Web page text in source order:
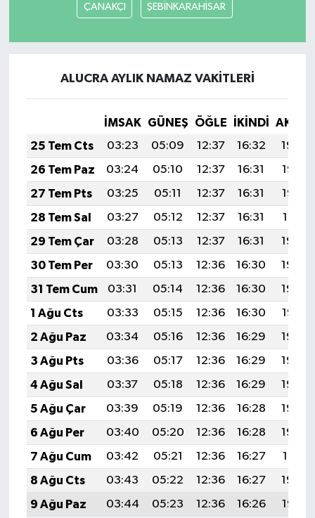
ÇANAKÇI ŞEBİNKARAHİSAR
ALUCRA AYLIK NAMAZ VAKITLERI
İMSAK GÜNEŞ ÖĞLE İKINDI
25 Tem Cts
03:23 05:09 12:37 16:32
19:54
26 Tem Paz
03:24 05:10 12:37 16:31
19:53
27 Tem Pts
03:25 05:11 12:37 16:31
19:52
28 Tem Sal
03:27 05:12 12:37 16:31
19:51
29 Tem Çar
03:28 05:13 12:37 16:31
19:50
30 Tem Per
03:30 05:13 12:36 16:30
19:50
31 Tem Cum
03:31 05:14 12:36 16:30
19:48
1 Ağu Cts
03:33 05:15 12:36 16:30
19:47
2 Ağu Paz
03:34 05:16 12:36 16:29
19:46
3 Ağu Pts
03:36 05:17 12:36 16:29
19:45
4 Ağu Sal
03:37 05:18 12:36 16:29
19:44
5 Ağu Çar
03:39 05:19 12:36 16:28
19:43
6 Ağu Per
03:40 05:20 12:36 16:28
19:42
7 Ağu Cum
03:42 05:21 12:36 16:27
19:41
8 Ağu Cts
03:43 05:22 12:36 16:27
19:40
9 Ağu Paz
03:44 05:23 12:36 16:26
19:38